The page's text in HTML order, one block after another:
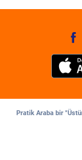
Pratik Araba bir